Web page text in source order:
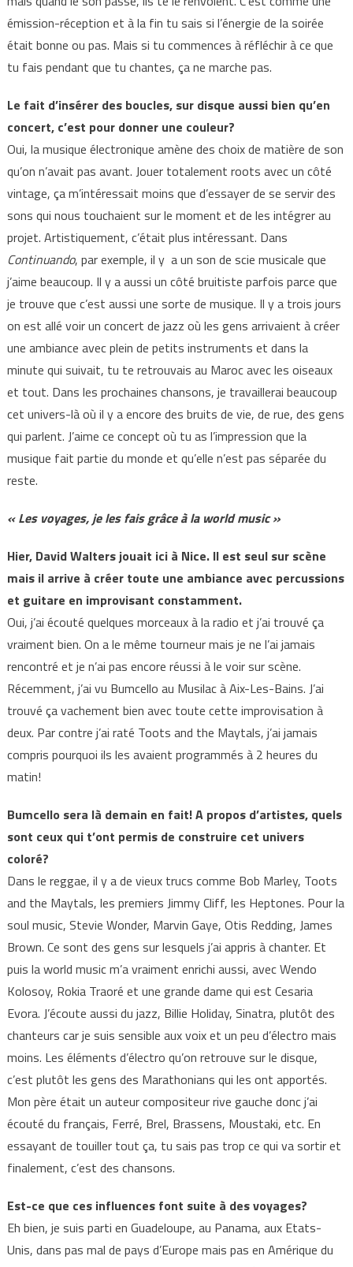
émission-réception et à la fin tu sais si l’énergie de la soirée
était bonne ou pas. Mais si tu commences à réfléchir à ce que
tu fais pendant que tu chantes, ça ne marche pas.
Le fait d’insérer des boucles, sur disque aussi bien qu’en
concert, c’est pour donner une couleur?
Oui, la musique électronique amène des choix de matière de son
qu’on n’avait pas avant. Jouer totalement roots avec un côté
vintage, ça m’intéressait moins que d’essayer de se servir des
sons qui nous touchaient sur le moment et de les intégrer au
projet. Artistiquement, c’était plus intéressant. Dans
Continuando, par exemple, il y a un son de scie musicale que
j’aime beaucoup. Il y a aussi un côté bruitiste parfois parce que
je trouve que c’est aussi une sorte de musique. Il y a trois jours
on est allé voir un concert de jazz où les gens arrivaient à créer
une ambiance avec plein de petits instruments et dans la
minute qui suivait, tu te retrouvais au Maroc avec les oiseaux
et tout. Dans les prochaines chansons, je travaillerai beaucoup
cet univers-là où il y a encore des bruits de vie, de rue, des gens
qui parlent. J’aime ce concept où tu as l’impression que la
musique fait partie du monde et qu’elle n’est pas séparée du
reste.
« Les voyages, je les fais grâce à la world music »
Hier, David Walters jouait ici à Nice. Il est seul sur scène
mais il arrive à créer toute une ambiance avec percussions
et guitare en improvisant constamment.
Oui, j’ai écouté quelques morceaux à la radio et j’ai trouvé ça
vraiment bien. On a le même tourneur mais je ne l’ai jamais
rencontré et je n’ai pas encore réussi à le voir sur scène.
Récemment, j’ai vu Bumcello au Musilac à Aix-Les-Bains. J’ai
trouvé ça vachement bien avec toute cette improvisation à
deux. Par contre j’ai raté Toots and the Maytals, j’ai jamais
compris pourquoi ils les avaient programmés à 2 heures du
matin!
Bumcello sera là demain en fait! A propos d’artistes, quels
sont ceux qui t’ont permis de construire cet univers
coloré?
Dans le reggae, il y a de vieux trucs comme Bob Marley, Toots
and the Maytals, les premiers Jimmy Cliff, les Heptones. Pour la
soul music, Stevie Wonder, Marvin Gaye, Otis Redding, James
Brown. Ce sont des gens sur lesquels j’ai appris à chanter. Et
puis la world music m’a vraiment enrichi aussi, avec Wendo
Kolosoy, Rokia Traoré et une grande dame qui est Cesaria
Evora. J’écoute aussi du jazz, Billie Holiday, Sinatra, plutôt des
chanteurs car je suis sensible aux voix et un peu d’électro mais
moins. Les éléments d’électro qu’on retrouve sur le disque,
c’est plutôt les gens des Marathonians qui les ont apportés.
Mon père était un auteur compositeur rive gauche donc j’ai
écouté du français, Ferré, Brel, Brassens, Moustaki, etc. En
essayant de touiller tout ça, tu sais pas trop ce qui va sortir et
finalement, c’est des chansons.
Est-ce que ces influences font suite à des voyages?
Eh bien, je suis parti en Guadeloupe, au Panama, aux Etats-
Unis, dans pas mal de pays d’Europe mais pas en Amérique du